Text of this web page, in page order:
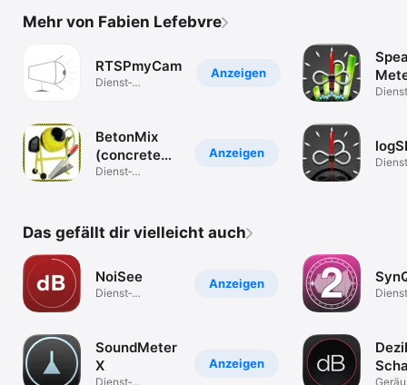
Mehr von Fabien Lefebvre
Anzeigen
RTSPmyCam
Dienst­
Anzeigen
BetonMix
(concrete
calculator)
Dienst­
Das gefällt dir vielleicht auch
Anzeigen
NoiSee
Dienst­
Anzeigen
SoundMeter
X
Dienst­